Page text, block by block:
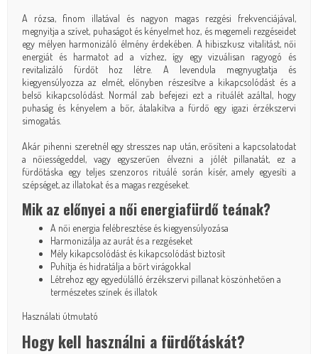
A rózsa, finom illatával és nagyon magas rezgési frekvenciájával,
megnyitja a szívet, puhaságot és kényelmet hoz, és megemeli rezgéseidet
egy mélyen harmonizáló élmény érdekében. A hibiszkusz vitalitást, női
energiát és harmatot ad a vízhez, így egy vizuálisan ragyogó és
revitalizáló fürdőt hoz létre. A levendula megnyugtatja és
kiegyensúlyozza az elmét, előnyben részesítve a kikapcsolódást és a
belső kikapcsolódást. Normál zab befejezi ezt a rituálét azáltal, hogy
puhaság és kényelem a bőr, átalakítva a fürdő egy igazi érzékszervi
simogatás.
Akár pihenni szeretnél egy stresszes nap után, erősíteni a kapcsolatodat
a nőiességeddel, vagy egyszerűen élvezni a jólét pillanatát, ez a
fürdőtáska egy teljes szenzoros rituálé során kísér, amely egyesíti a
szépséget, az illatokat és a magas rezgéseket.
Mik az előnyei a női energiafürdő teának?
A női energia felébresztése és kiegyensúlyozása
Harmonizálja az aurát és a rezgéseket
Mély kikapcsolódást és kikapcsolódást biztosít
Puhítja és hidratálja a bőrt virágokkal
Létrehoz egy egyedülálló érzékszervi pillanat köszönhetően a
természetes színek és illatok
Használati útmutató
Hogy kell használni a fürdőtáskát?